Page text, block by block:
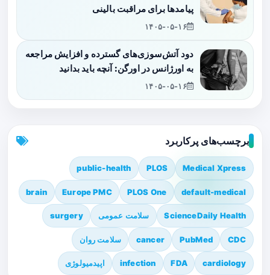
پیامدها برای مراقبت بالینی
۱۴۰۵-۰۵-۱۶
دود آتش‌سوزی‌های گسترده و افزایش مراجعه
به اورژانس در اورگن: آنچه باید بدانید
۱۴۰۵-۰۵-۱۶
برچسب‌های پرکاربرد
Medical Xpress
PLOS
public-health
default-medical
PLOS One
Europe PMC
brain
ScienceDaily Health سلامت عمومی surgery
CDC
PubMed
cancer سلامت روان
cardiology
FDA
infection اپیدمیولوژی